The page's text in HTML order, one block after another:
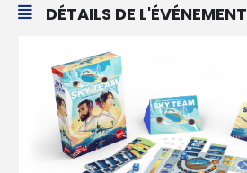
DÉTAILS DE L'ÉVÉNEMENT